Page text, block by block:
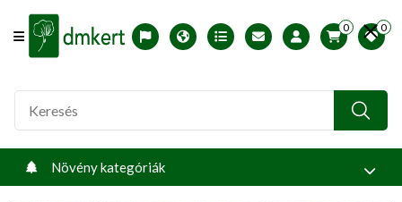
Offcanvas Menu Open
English version
Télállósági zónák
Nyomtatható ABC árjegyzék
Profilom
0 0
Növény kategóriák